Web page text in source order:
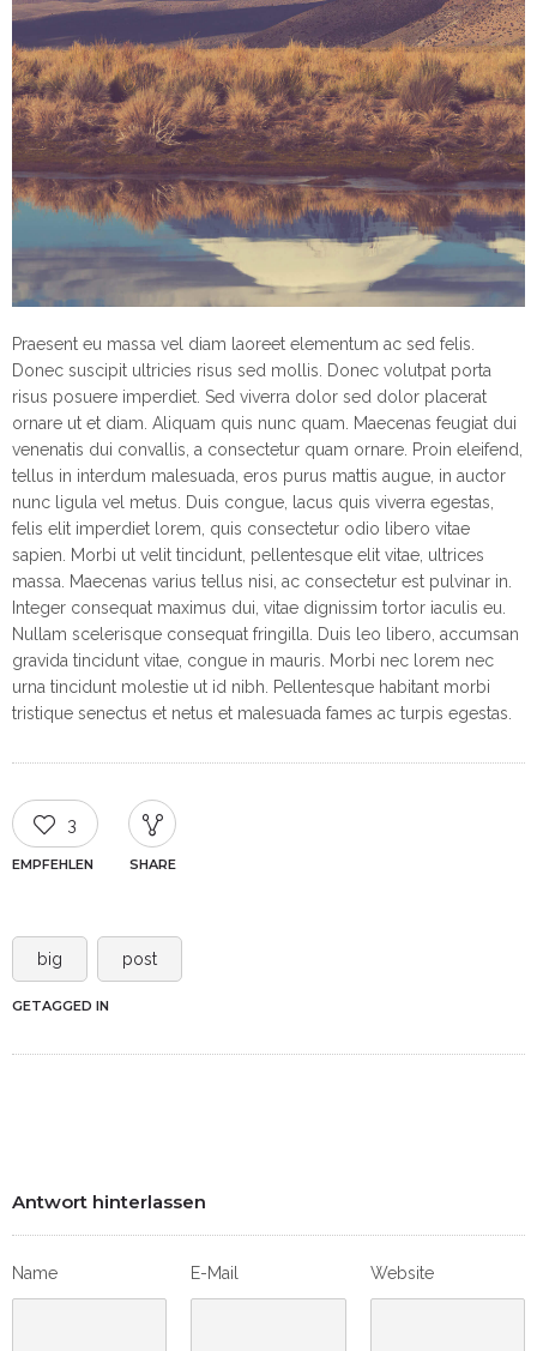
Praesent eu massa vel diam laoreet elementum ac sed felis.
Donec suscipit ultricies risus sed mollis. Donec volutpat porta
risus posuere imperdiet. Sed viverra dolor sed dolor placerat
ornare ut et diam. Aliquam quis nunc quam. Maecenas feugiat dui
venenatis dui convallis, a consectetur quam ornare. Proin eleifend,
tellus in interdum malesuada, eros purus mattis augue, in auctor
nunc ligula vel metus. Duis congue, lacus quis viverra egestas,
felis elit imperdiet lorem, quis consectetur odio libero vitae
sapien. Morbi ut velit tincidunt, pellentesque elit vitae, ultrices
massa. Maecenas varius tellus nisi, ac consectetur est pulvinar in.
Integer consequat maximus dui, vitae dignissim tortor iaculis eu.
Nullam scelerisque consequat fringilla. Duis leo libero, accumsan
gravida tincidunt vitae, congue in mauris. Morbi nec lorem nec
urna tincidunt molestie ut id nibh. Pellentesque habitant morbi
tristique senectus et netus et malesuada fames ac turpis egestas.
3
EMPFEHLEN SHARE
big post
GETAGGED IN
Antwort hinterlassen
Name E-Mail Website